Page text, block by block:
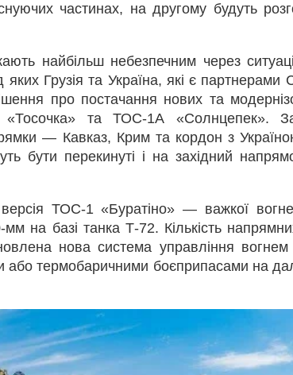
частинах, на другому будуть
найбільш небезпечним через
яких Грузія та Україна, які є
про постачання нових та
та ТОС-1А «Солнцепек».
— Кавказ, Крим та кордон з
бути перекинуті і на західний
ТОС-1 «Буратіно» — важкої
на базі танка Т-72. Кількість
нова система управління
термобаричними боєприпасами на